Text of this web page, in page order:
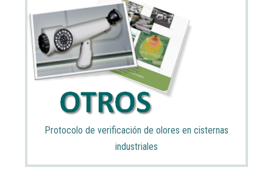
Protocolo de verificación de olores en cisternas
industriales